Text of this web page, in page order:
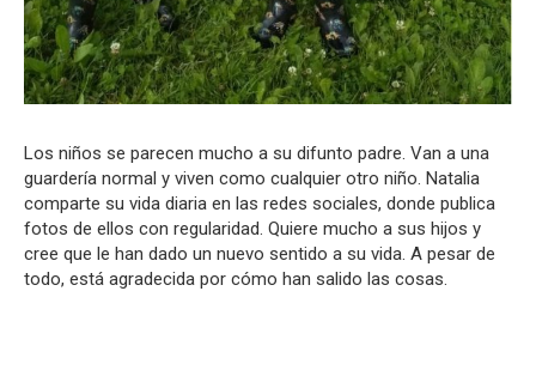
Los niños se parecen mucho a su difunto padre. Van a una
guardería normal y viven como cualquier otro niño. Natalia
comparte su vida diaria en las redes sociales, donde publica
fotos de ellos con regularidad. Quiere mucho a sus hijos y
cree que le han dado un nuevo sentido a su vida. A pesar de
todo, está agradecida por cómo han salido las cosas.